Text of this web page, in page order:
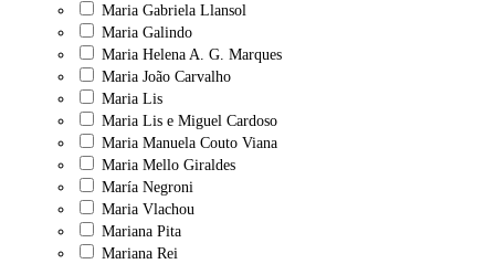
Maria Gabriela Llansol
Maria Galindo
Maria Helena A. G. Marques
Maria João Carvalho
Maria Lis
Maria Lis e Miguel Cardoso
Maria Manuela Couto Viana
Maria Mello Giraldes
María Negroni
Maria Vlachou
Mariana Pita
Mariana Rei